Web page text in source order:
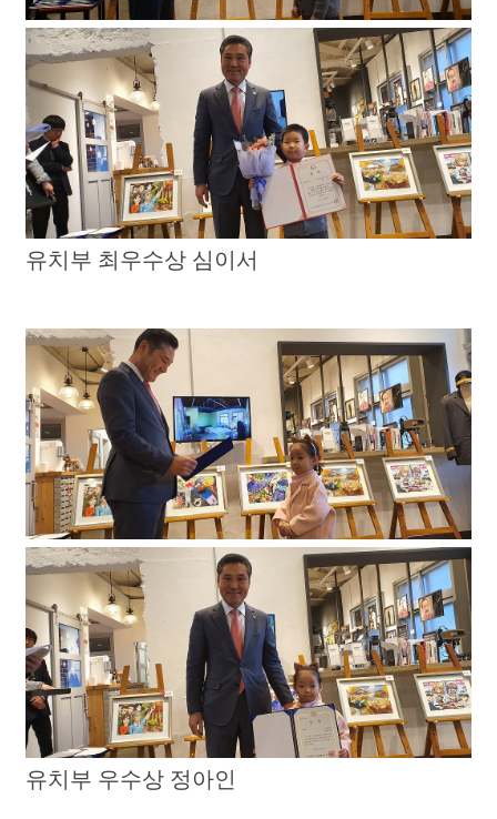
유치부 최우수상 심이서
유치부 우수상 정아인